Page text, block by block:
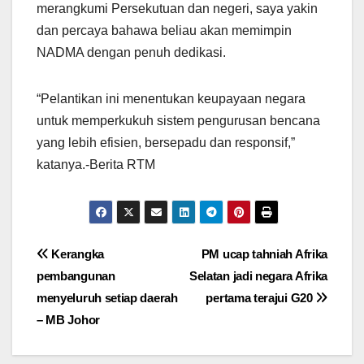
merangkumi Persekutuan dan negeri, saya yakin
dan percaya bahawa beliau akan memimpin
NADMA dengan penuh dedikasi.
“Pelantikan ini menentukan keupayaan negara
untuk memperkukuh sistem pengurusan bencana
yang lebih efisien, bersepadu dan responsif,”
katanya.-Berita RTM
Post
navigation
PM ucap tahniah Afrika
Selatan jadi negara Afrika
pertama terajui G20
Kerangka
pembangunan
menyeluruh setiap daerah
– MB Johor